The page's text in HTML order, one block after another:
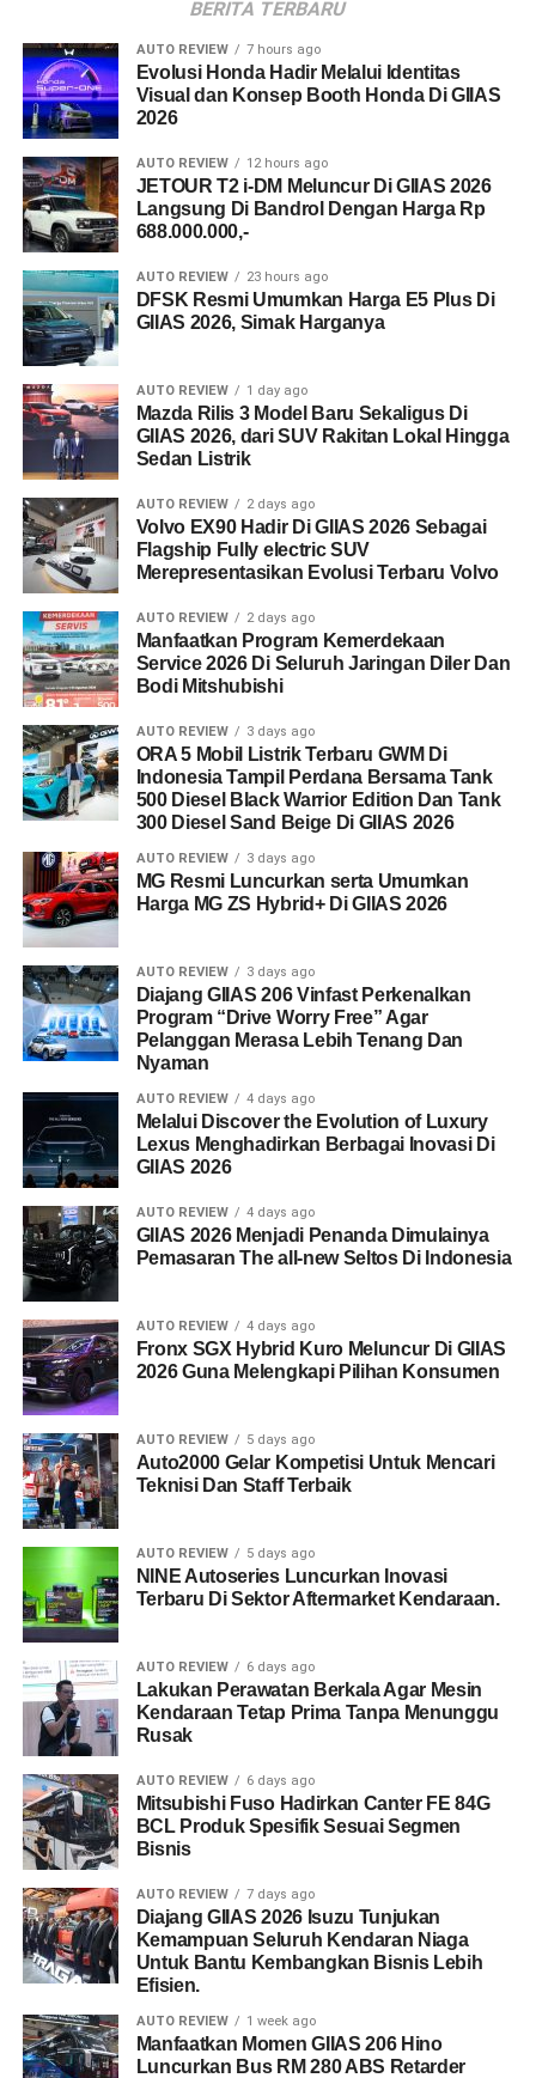
BERITA TERBARU
AUTO REVIEW 7 hours ago
Evolusi Honda Hadir Melalui Identitas
Visual dan Konsep Booth Honda Di GIIAS
2026
AUTO REVIEW 12 hours ago
JETOUR T2 i-DM Meluncur Di GIIAS 2026
Langsung Di Bandrol Dengan Harga Rp
688.000.000,-
AUTO REVIEW 23 hours ago
DFSK Resmi Umumkan Harga E5 Plus Di
GIIAS 2026, Simak Harganya
AUTO REVIEW 1 day ago
Mazda Rilis 3 Model Baru Sekaligus Di
GIIAS 2026, dari SUV Rakitan Lokal Hingga
Sedan Listrik
AUTO REVIEW 2 days ago
Volvo EX90 Hadir Di GIIAS 2026 Sebagai
Flagship Fully electric SUV
Merepresentasikan Evolusi Terbaru Volvo
AUTO REVIEW 2 days ago
Manfaatkan Program Kemerdekaan
Service 2026 Di Seluruh Jaringan Diler Dan
Bodi Mitshubishi
AUTO REVIEW 3 days ago
ORA 5 Mobil Listrik Terbaru GWM Di
Indonesia Tampil Perdana Bersama Tank
500 Diesel Black Warrior Edition Dan Tank
300 Diesel Sand Beige Di GIIAS 2026
AUTO REVIEW 3 days ago
MG Resmi Luncurkan serta Umumkan
Harga MG ZS Hybrid+ Di GIIAS 2026
AUTO REVIEW 3 days ago
Diajang GIIAS 206 Vinfast Perkenalkan
Program “Drive Worry Free” Agar
Pelanggan Merasa Lebih Tenang Dan
Nyaman
AUTO REVIEW 4 days ago
Melalui Discover the Evolution of Luxury
Lexus Menghadirkan Berbagai Inovasi Di
GIIAS 2026
AUTO REVIEW 4 days ago
GIIAS 2026 Menjadi Penanda Dimulainya
Pemasaran The all-new Seltos Di Indonesia
AUTO REVIEW 4 days ago
Fronx SGX Hybrid Kuro Meluncur Di GIIAS
2026 Guna Melengkapi Pilihan Konsumen
AUTO REVIEW 5 days ago
Auto2000 Gelar Kompetisi Untuk Mencari
Teknisi Dan Staff Terbaik
AUTO REVIEW 5 days ago
NINE Autoseries Luncurkan Inovasi
Terbaru Di Sektor Aftermarket Kendaraan.
AUTO REVIEW 6 days ago
Lakukan Perawatan Berkala Agar Mesin
Kendaraan Tetap Prima Tanpa Menunggu
Rusak
AUTO REVIEW 6 days ago
Mitsubishi Fuso Hadirkan Canter FE 84G
BCL Produk Spesifik Sesuai Segmen
Bisnis
AUTO REVIEW 7 days ago
Diajang GIIAS 2026 Isuzu Tunjukan
Kemampuan Seluruh Kendaran Niaga
Untuk Bantu Kembangkan Bisnis Lebih
Efisien.
AUTO REVIEW 1 week ago
Manfaatkan Momen GIIAS 206 Hino
Luncurkan Bus RM 280 ABS Retarder